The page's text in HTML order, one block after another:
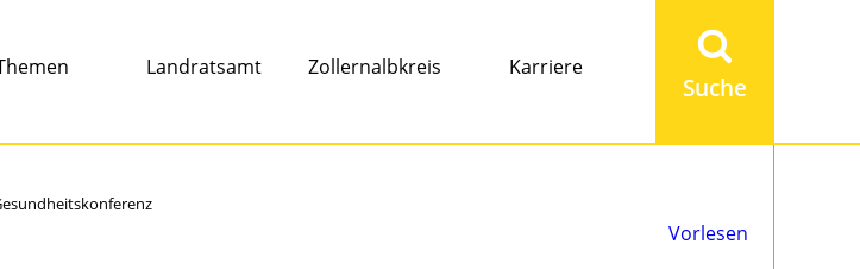
Landratsamt Zollernalbkreis Karriere
eingeben
Vorlesen